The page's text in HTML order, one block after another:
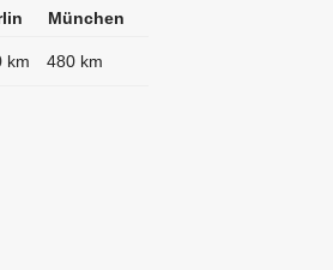
München
km 480 km